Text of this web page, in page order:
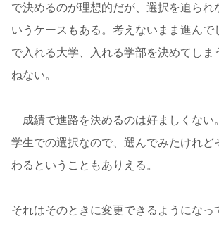
で決めるのが理想的だが、選択を迫られ
いうケースもある。考えないまま進んで
で入れる大学、入れる学部を決めてしま
ねない。
成績で進路を決めるのは好ましくない
学生での選択なので、選んでみたけれど
わるということもありえる。
それはそのときに変更できるようになっ